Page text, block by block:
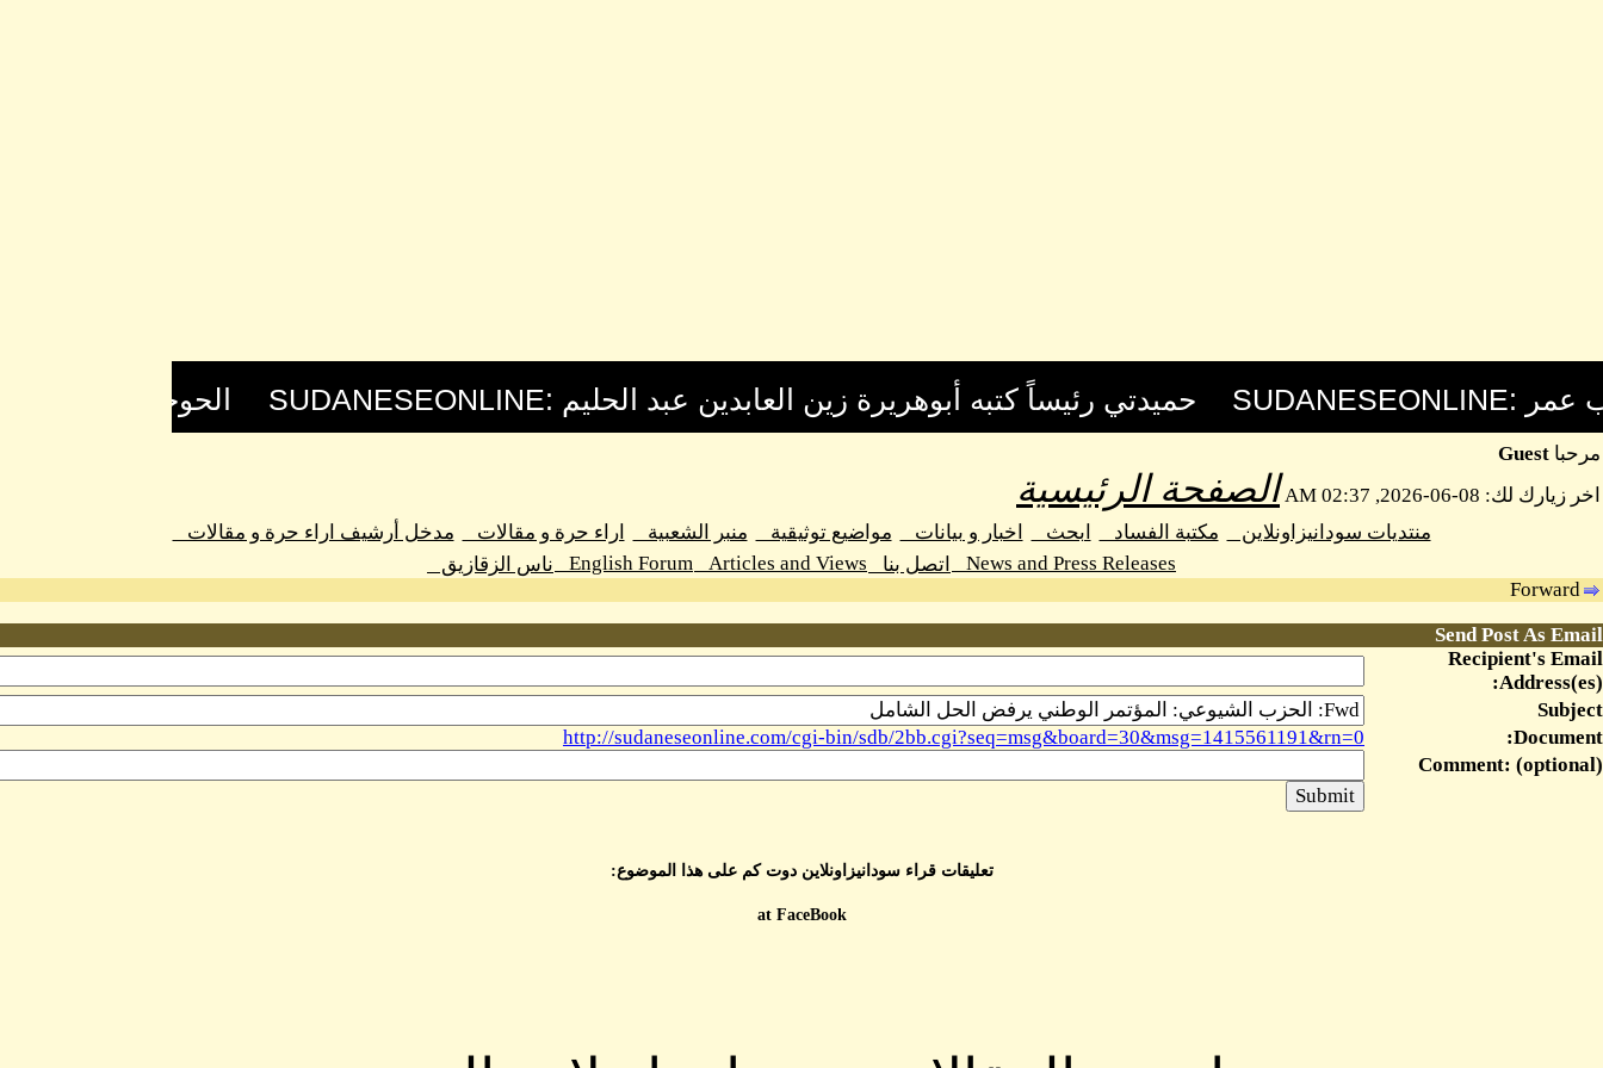
مرحبا Guest
اخر زيارك لك: 08-06-2026, 02:37 AM
الصفحة الرئيسية
منتديات سودانيزاونلاين مكتبة الفساد ابحث اخبار و بيانات مواضيع توثيقية منبر الشعبية اراء حرة و مقالات
مدخل أرشيف اراء حرة و مقالات
News and Press Releases
اتصل بنا Articles and Views
English Forum
ناس الزقازيق
Forward
Send Post As Email
Recipient's Email
Address(es):
Subject
Document:
http://sudaneseonline.com/cgi-bin/sdb/2bb.cgi?seq=msg&board=30&msg=1415561191&rn=0
Comment: (optional)
تعليقات قراء سودانيزاونلاين دوت كم على هذا الموضوع:
at FaceBook